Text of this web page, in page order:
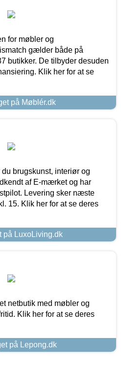
for møbler og
gælder både på
butikker. De tilbyder desuden
Klik her for at se
på Møblér.dk
brugskunst, interiør og
af E-mærket og har
Levering sker næste
15. Klik her for at se deres
på LuxoLiving.dk
netbutik med møbler og
Klik her for at se deres
på Lepong.dk